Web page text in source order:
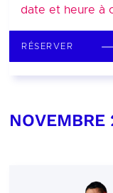
date et heure à
RÉSERVER
NOVEMBRE